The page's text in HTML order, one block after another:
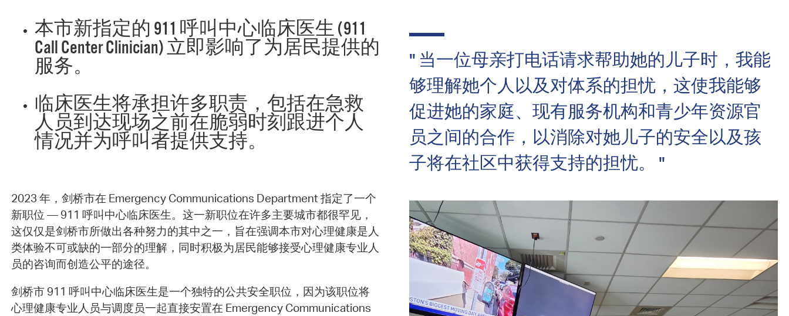
本市新指定的 911 呼叫中心临床医生 (911
Call Center Clinician) 立即影响了为居民提供的
服务。
临床医生将承担许多职责，包括在急救
人员到达现场之前在脆弱时刻跟进个人
情况并为呼叫者提供支持。
2023 年，剑桥市在 Emergency Communications Department 指定了一个
新职位 — 911 呼叫中心临床医生。这一新职位在许多主要城市都很罕见，
这仅仅是剑桥市所做出各种努力的其中之一，旨在强调本市对心理健康是人
类体验不可或缺的一部分的理解，同时积极为居民能够接受心理健康专业人
员的咨询而创造公平的途径。
剑桥市 911 呼叫中心临床医生是一个独特的公共安全职位，因为该职位将
心理健康专业人员与调度员一起直接安置在 Emergency Communications
" 当一位母亲打电话请求帮助她的儿子时，我能
够理解她个人以及对体系的担忧，这使我能够
促进她的家庭、现有服务机构和青少年资源官
员之间的合作，以消除对她儿子的安全以及孩
子将在社区中获得支持的担忧。 "